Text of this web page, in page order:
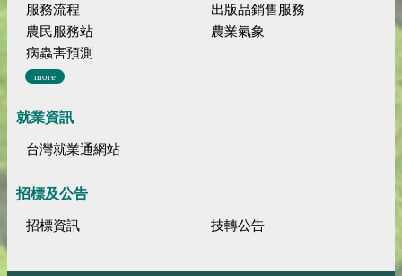
服務流程
出版品銷售服務
農民服務站
農業氣象
病蟲害預測
more
就業資訊
台灣就業通網站
招標及公告
招標資訊 技轉公告